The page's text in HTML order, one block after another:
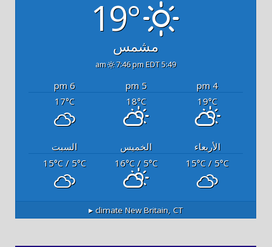
19°
مشمس
5:49 am
7:46 pm EDT
4 pm
5 pm
6 pm
19°C
18°C
17°C
الأربعاء الخميس
السبت
15°C / 5°C
16°C/ 5°C
15°C/ 5°C
New Britain, CT